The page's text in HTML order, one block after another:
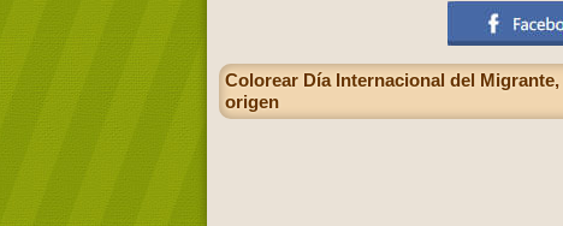
Colorear Día Internacional del
origen